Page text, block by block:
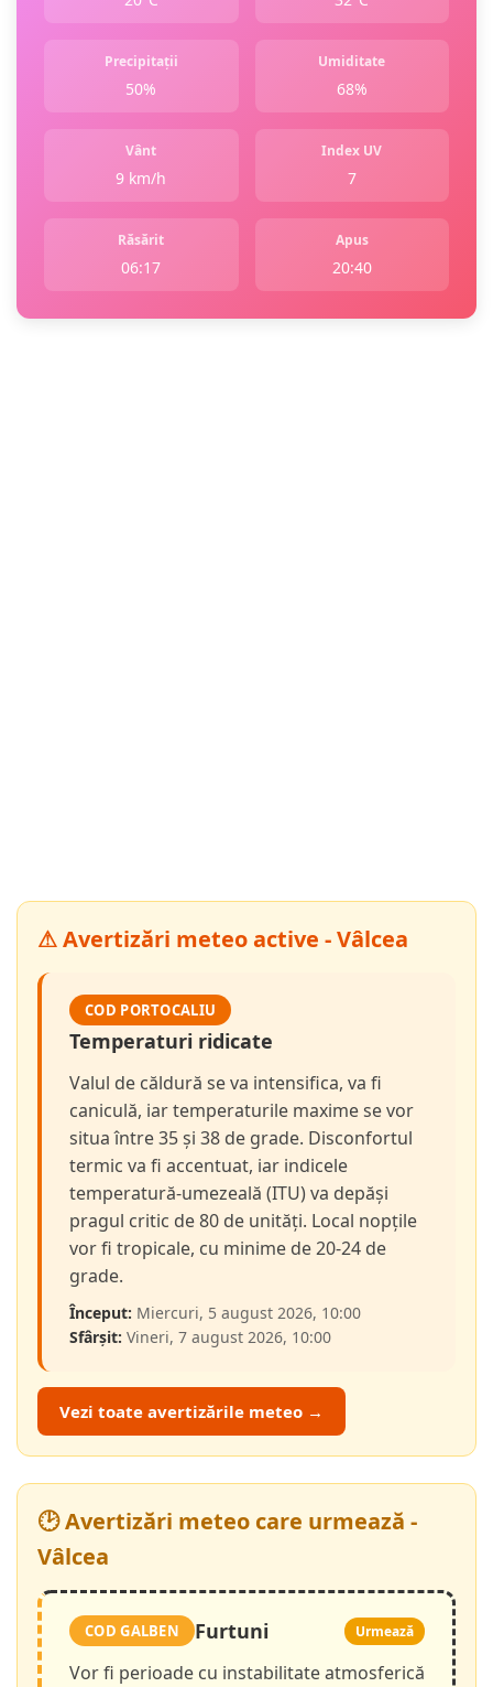
Precipitații
50%
Umiditate
68%
Vânt
9 km/h
Index UV
7
Răsărit
06:17
Apus
20:40
⚠ Avertizări meteo active - Vâlcea
COD PORTOCALIU
Temperaturi ridicate
Valul de căldură se va intensifica, va fi
caniculă, iar temperaturile maxime se vor
situa între 35 și 38 de grade. Disconfortul
termic va fi accentuat, iar indicele
temperatură-umezeală (ITU) va depăși
pragul critic de 80 de unități. Local nopțile
vor fi tropicale, cu minime de 20-24 de
grade.
Început: Miercuri, 5 august 2026, 10:00
Sfârșit: Vineri, 7 august 2026, 10:00
Vezi toate avertizările meteo →
🕑 Avertizări meteo care urmează -
Vâlcea
COD GALBEN Furtuni Urmează
Vor fi perioade cu instabilitate atmosferică